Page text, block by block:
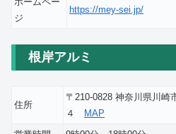
ジ
https://mey-sei.jp/
根岸アルミ
住所
〒210-0828 神奈川県川崎
４
MAP